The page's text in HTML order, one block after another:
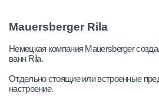
Mauersberger Rila
Немецкая компания Mauersberger
ванн Rila.
Отдельно стоящие или встроенные
настроение.